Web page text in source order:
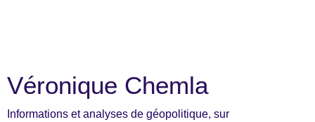
Véronique Chemla
Informations et analyses de géopolitique, sur